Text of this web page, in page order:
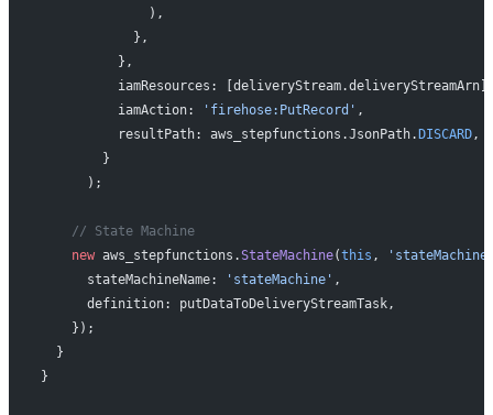
              ),
            },
          },
iamResources:
          iamAction:
'firehose:PutRecord' ,
          resultPath: aws_stepfunctions.JsonPath.
DISCARD,
        }
      );
    // State Machine
    new
aws_stepfunctions.StateMachine(this ,
      stateMachineName:
'stateMachine' ,
      definition: putDataToDeliveryStreamTask,
    });
  }
}